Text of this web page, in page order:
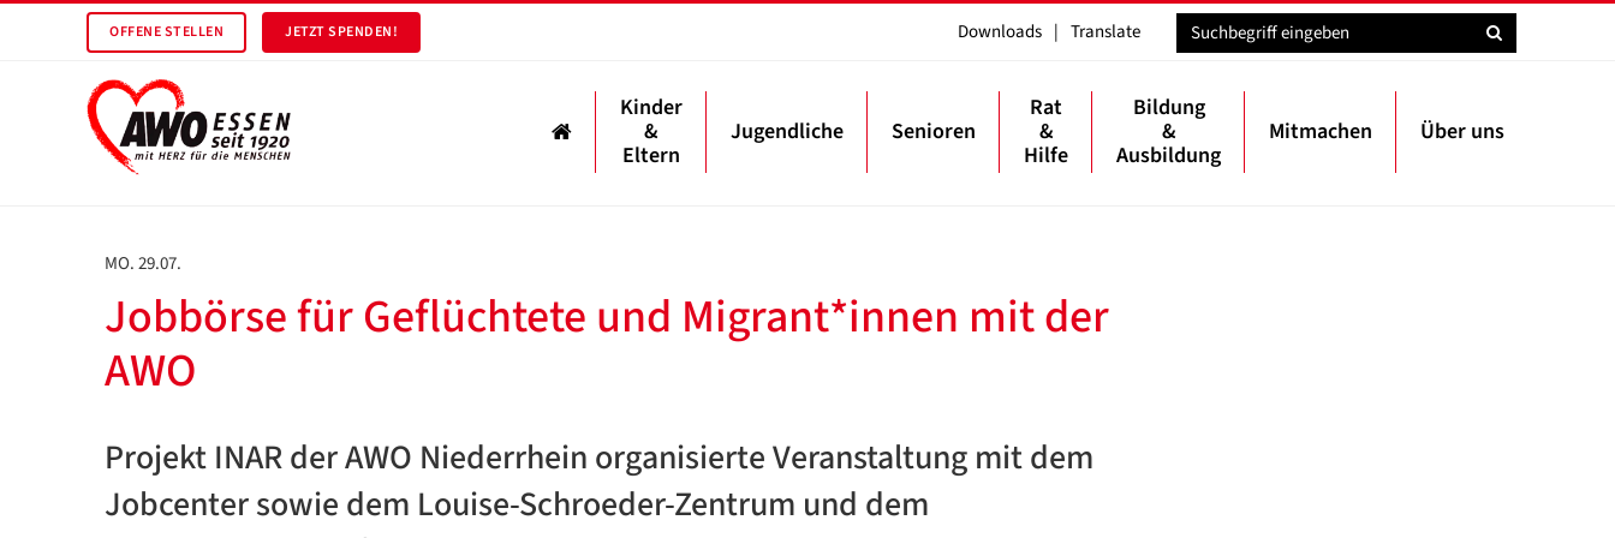
OFFENE STELLEN JETZT SPENDEN! Downloads | Translate
Kinder
&
Eltern
Jugendliche Senioren
Rat
&
Hilfe
Bildung
&
Ausbildung
Mitmachen Über uns
MO. 29.07.
Jobbörse für Geflüchtete und Migrant*innen mit der
AWO
Projekt INAR der AWO Niederrhein organisierte Veranstaltung mit dem
Jobcenter sowie dem Louise-Schroeder-Zentrum und dem